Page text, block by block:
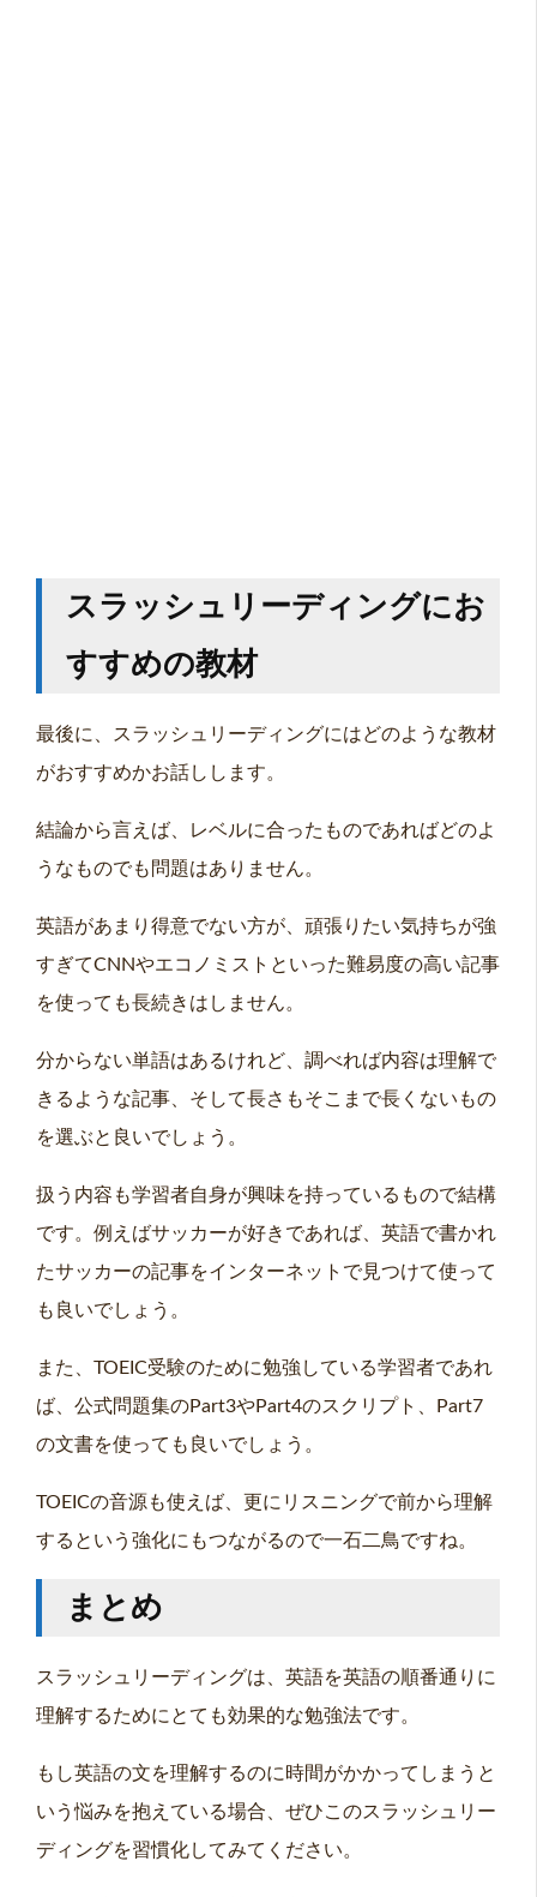
スラッシュリーディングにお
すすめの教材
最後に、スラッシュリーディングにはどのような教材
がおすすめかお話しします。
結論から言えば、レベルに合ったものであればどのよ
うなものでも問題はありません。
英語があまり得意でない方が、頑張りたい気持ちが強
すぎてCNNやエコノミストといった難易度の高い記事
を使っても長続きはしません。
分からない単語はあるけれど、調べれば内容は理解で
きるような記事、そして長さもそこまで長くないもの
を選ぶと良いでしょう。
扱う内容も学習者自身が興味を持っているもので結構
です。例えばサッカーが好きであれば、英語で書かれ
たサッカーの記事をインターネットで見つけて使って
も良いでしょう。
また、TOEIC受験のために勉強している学習者であれ
ば、公式問題集のPart3やPart4のスクリプト、Part7
の文書を使っても良いでしょう。
TOEICの音源も使えば、更にリスニングで前から理解
するという強化にもつながるので一石二鳥ですね。
まとめ
スラッシュリーディングは、英語を英語の順番通りに
理解するためにとても効果的な勉強法です。
もし英語の文を理解するのに時間がかかってしまうと
いう悩みを抱えている場合、ぜひこのスラッシュリー
ディングを習慣化してみてください。